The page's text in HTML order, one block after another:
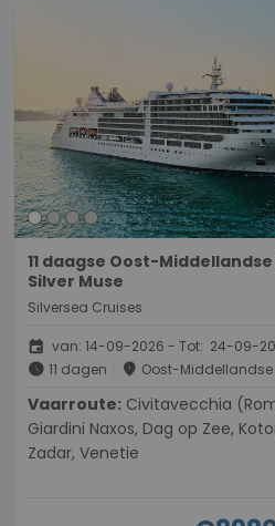
11 daagse Oost-
Silver Muse
Silversea Cruises
event van: 14-09-2026 - Tot: 24-09-
schedule 11 dagen place Oost-Middellandse
Vaarroute:
Giardini Naxos, Dag op Zee,
Zadar, Venetie